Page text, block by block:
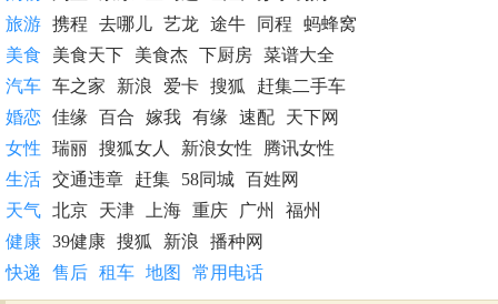
旅游 携程 去哪儿 艺龙 途牛 同程
蚂蜂窝
美食
美食天下 美食杰 下厨房 菜谱大全
汽车 车之家 新浪 爱卡 搜狐
赶集二手车
婚恋 佳缘 百合 嫁我 有缘 速配
天下网
女性
瑞丽 搜狐女人 新浪女性
腾讯女性
生活 交通违章 赶集 58同城 百姓网
天气 北京 天津 上海 重庆 广州
福州
健康 39健康 搜狐 新浪
播种网
快递
售后 租车 地图 常用电话